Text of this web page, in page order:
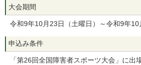
大会期間
令和9年10月23日（土曜日）～令和9年10
申込み条件
「第26回全国障害者スポーツ大会」に出